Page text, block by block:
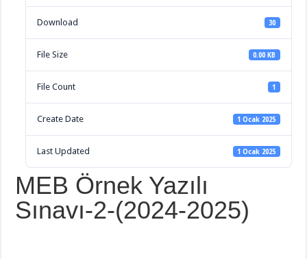
Download 30
File Size 0.00 KB
File Count 1
Create Date 1 Ocak 2025
Last Updated 1 Ocak 2025
MEB Örnek Yazılı
Sınavı-2-(2024-2025)